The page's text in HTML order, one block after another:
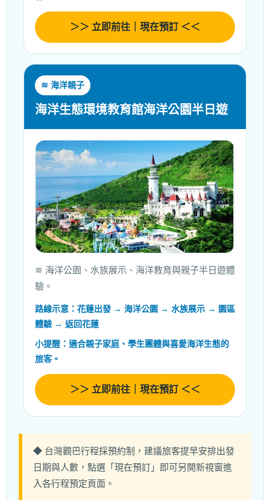
＞＞ 立即前往｜現在預訂 ＜＜
≋ 海洋親子
海洋生態環境教育館海洋公園半日遊
≋ 海洋公園、水族展示、海洋教育與親子半日遊體
驗。
路線示意：花蓮出發 → 海洋公園 → 水族展示 → 園區
體驗 → 返回花蓮
小提醒：適合親子家庭、學生團體與喜愛海洋生態的
旅客。
＞＞ 立即前往｜現在預訂 ＜＜
◆ 台灣觀巴行程採預約制，建議旅客提早安排出發
日期與人數，點選「現在預訂」即可另開新視窗進
入各行程預定頁面。